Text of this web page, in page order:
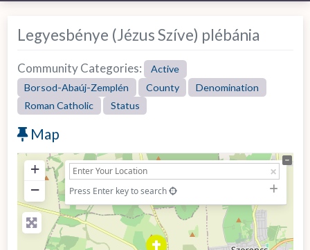
Legyesbénye (Jézus Szíve) plébánia
Community Categories:
Active
Borsod-Abaúj-Zemplén
County
Denomination
Roman Catholic
Status
Map
+
−
Press Enter key to search